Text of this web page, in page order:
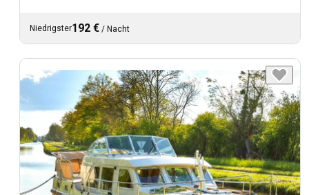
Niedrigster192 € / Nacht